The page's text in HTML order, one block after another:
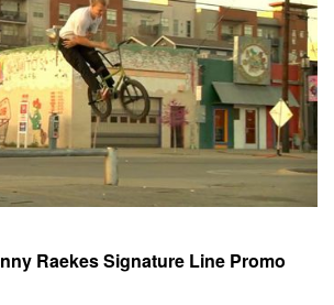
Raekes Signature Line Promo